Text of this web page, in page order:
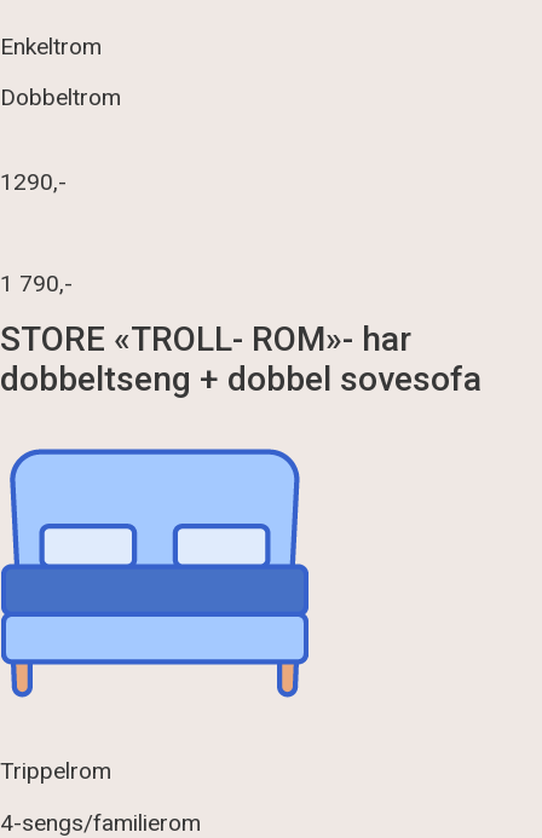
Enkeltrom
Dobbeltrom
1290,-
1 790,-
STORE «TROLL- ROM»- har
dobbeltseng + dobbel sovesofa
Trippelrom
4-sengs/familierom